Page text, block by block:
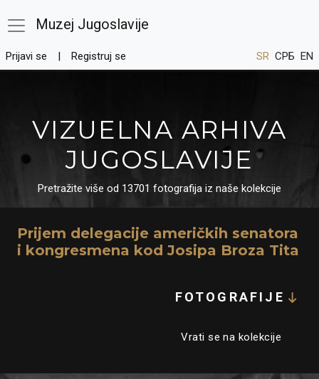
Muzej Jugoslavije
Prijavi se Registruj se SR СРБ EN
VIZUELNA ARHIVA
JUGOSLAVIJE
Pretražite više od 13701 fotografija iz naše kolekcije
Prijem delegacije američkih senatora
i kongresmena kod Josipa Broza Tita
FOTOGRAFIJE
Vrati se na kolekcije